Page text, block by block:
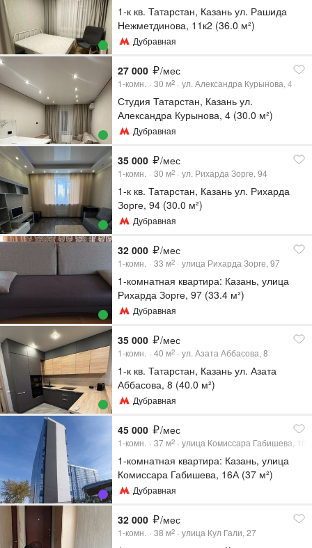
1-к кв. Татарстан, Казань ул. Рашида
Нежметдинова, 11к2 (36.0 м²)
Дубравная
27 000 /мес
1-комн. 30 м2 ул. Александра Курынова, 4
Студия Татарстан, Казань ул.
Александра Курынова, 4 (30.0 м²)
Дубравная
35 000 /мес
1-комн. 30 м2 ул. Рихарда Зорге, 94
1-к кв. Татарстан, Казань ул. Рихарда
Зорге, 94 (30.0 м²)
Дубравная
32 000 /мес
1-комн. 33 м2 улица Рихарда Зорге, 97
1-комнатная квартира: Казань, улица
Рихарда Зорге, 97 (33.4 м²)
Дубравная
35 000 /мес
1-комн. 40 м2 ул. Азата Аббасова, 8
1-к кв. Татарстан, Казань ул. Азата
Аббасова, 8 (40.0 м²)
Дубравная
45 000 /мес
1-комн. 37 м2 улица Комиссара Габишева, 16А
1-комнатная квартира: Казань, улица
Комиссара Габишева, 16А (37 м²)
Дубравная
32 000 /мес
1-комн. 38 м2 улица Кул Гали, 27